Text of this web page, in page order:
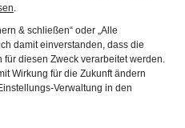
.
& schließen“ oder „Alle
damit einverstanden, dass die
diesen Zweck verarbeitet werden.
Wirkung für die Zukunft ändern
Verwaltung in den